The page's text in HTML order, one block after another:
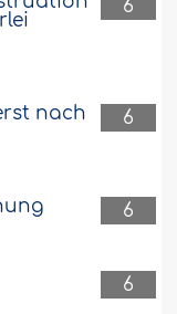
6
6
nach
6
6